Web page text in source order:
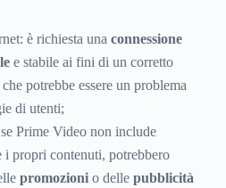
è richiesta una connessione
e stabile ai fini di un corretto
potrebbe essere un problema
di utenti;
Prime Video non include
i propri contenuti, potrebbero
promozioni o delle pubblicità